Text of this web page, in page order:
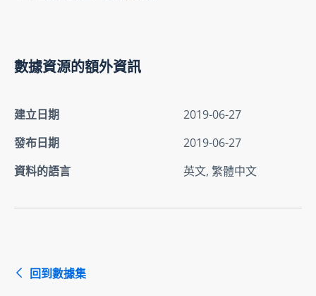
數據資源的額外資訊
建立日期
2019-06-27
發布日期
2019-06-27
資料的語言
英文, 繁體中文
回到數據集